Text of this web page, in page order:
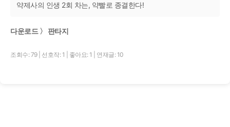
약제사의 인생 2회 차는, 약빨로 종결한다!
다운로드 〉 판타지
조회수: 79 선호작: 1 좋아요: 1 연재글: 10